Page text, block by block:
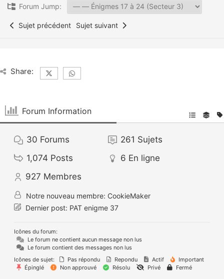
Forum Jump:
Sujet précédent Sujet suivant
Share:
Forum Information
30 Forums 261 Sujets
1,074 Posts 6 En ligne
927 Membres
Notre nouveau membre: CookieMaker
Dernier post: PAT enigme 37
Icônes du forum:
Le forum ne contient aucun message non lus
Le forum contient des messages non lus
Icônes de sujet:
Pas répondu Repondu Actif
Important
Épinglé
Non approuvé Résolu Privé Fermé